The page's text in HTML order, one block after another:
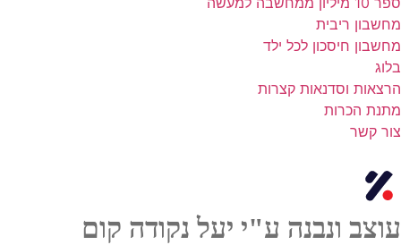
ריבית
חיסכון לכל ילד
וסדנאות קצרות
ונבנה ע"י יעל נקודה קום